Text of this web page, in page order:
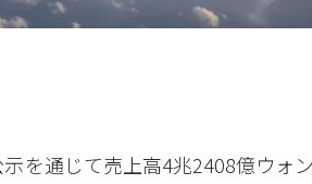
を通じて売上高4兆2408億ウォ